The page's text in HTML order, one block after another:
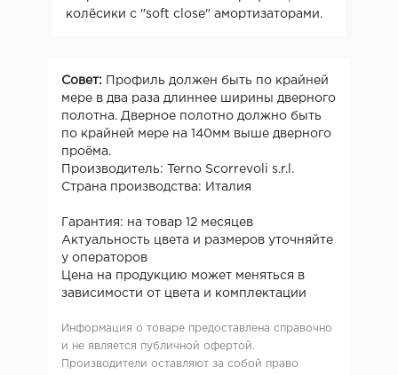
колёсики с "soft close" амортизаторами.
Совет: Профиль должен быть по крайней
мере в два раза длиннее ширины дверного
полотна. Дверное полотно должно быть
по крайней мере на 140мм выше дверного
проёма.
Производитель: Terno Scorrevoli s.r.l.
Страна производства: Италия
Гарантия: на товар 12 месяцев
Актуальность цвета и размеров уточняйте
у операторов
Цена на продукцию может меняться в
зависимости от цвета и комплектации
Информация о товаре предоставлена справочно
и не является публичной офертой.
Производители оставляют за собой право